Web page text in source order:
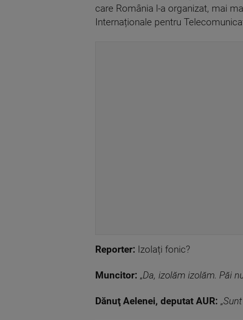
care România l-a organizat, mai
Internaționale pentru
Reporter: Izolați fonic?
Muncitor: „Da, izolăm izolăm. Păi
Dănuţ Aelenei, deputat AUR: „